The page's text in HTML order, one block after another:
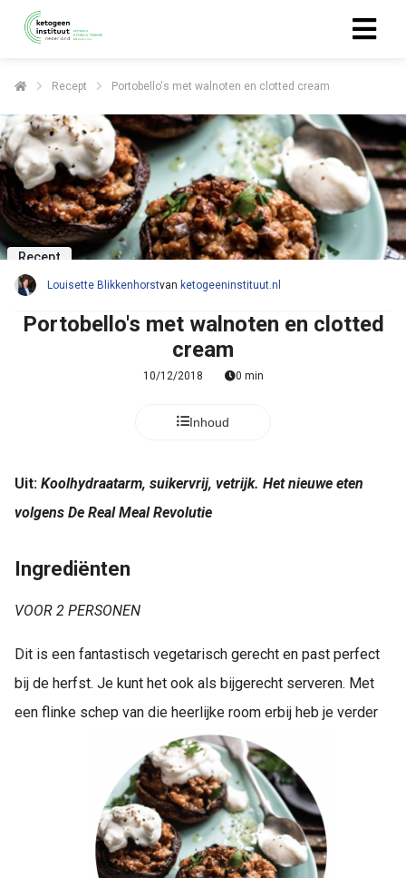
Recept Portobello's met walnoten en clotted cream
Recept
Louisette Blikkenhorstvan ketogeeninstituut.nl
Portobello's met walnoten en clotted
cream
10/12/2018 0 min
Inhoud
Uit: Koolhydraatarm, suikervrij, vetrijk. Het nieuwe eten
volgens De Real Meal Revolutie
Ingrediënten
VOOR 2 PERSONEN
Dit is een fantastisch vegetarisch gerecht en past perfect
bij de herfst. Je kunt het ook als bijgerecht serveren. Met
een flinke schep van die heerlijke room erbij heb je verder
policy
zijn
om
Ze
om
te
van
op